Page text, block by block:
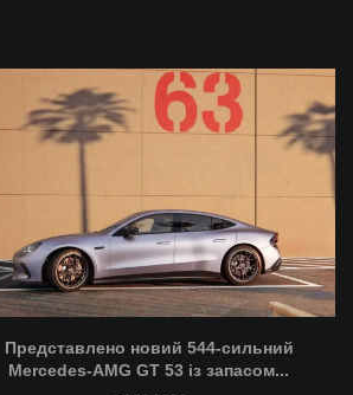
Представлено новий 544-сильний
Mercedes-AMG GT 53 із запасом...